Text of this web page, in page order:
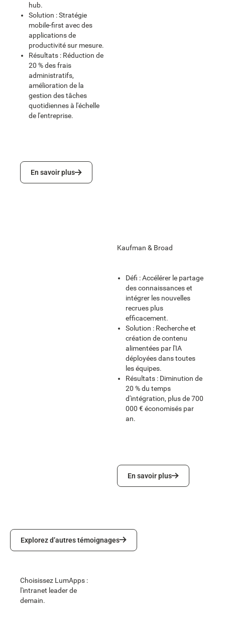
hub.
Solution : Stratégie
mobile-first avec des
applications de
productivité sur mesure.
Résultats : Réduction de
20 % des frais
administratifs,
amélioration de la
gestion des tâches
quotidiennes à l'échelle
de l'entreprise.
En savoir plus
En savoir plus
Kaufman & Broad
Défi : Accélérer le partage
des connaissances et
intégrer les nouvelles
recrues plus
efficacement.
Solution : Recherche et
création de contenu
alimentées par l'IA
déployées dans toutes
les équipes.
Résultats : Diminution de
20 % du temps
d'intégration, plus de 700
000 € économisés par
an.
En savoir plus
En savoir plus
Explorez d’autres témoignages
Explorez d’autres témoignages
Choisissez LumApps :
l'intranet leader de
demain.